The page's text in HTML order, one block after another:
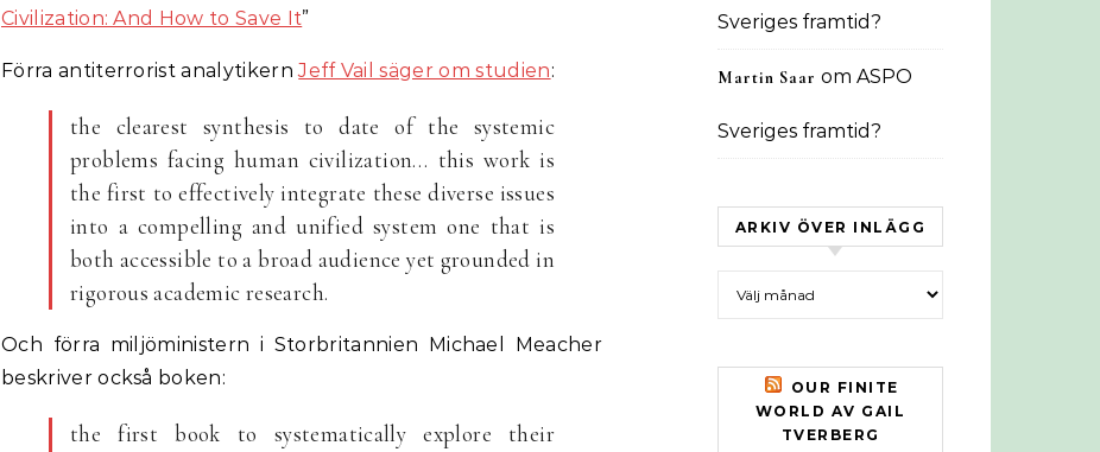
Civilization: And How to Save It”
Förra antiterrorist analytikernJeff Vail säger om studien:
the clearest synthesis to date of the systemic
problems facing human civilization… this work is
the first to effectively integrate these diverse issues
into a compelling and unified system one that is
both accessible to a broad audience yet grounded in
rigorous academic research.
Och förra miljöministern i Storbritannien Michael Meacher
beskriver också boken:
the first book to systematically explore their
Sveriges framtid?
Martin Saar om ASPO
Sveriges framtid?
ARKIV ÖVER INLÄGG
OUR FINITE
WORLD AV GAIL
TVERBERG